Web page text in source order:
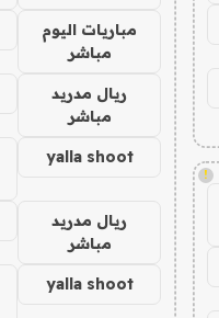
!
مباريات اليوم
مباشر
ريال مدريد
مباشر
yalla shoot
ريال مدريد
مباشر
yalla shoot